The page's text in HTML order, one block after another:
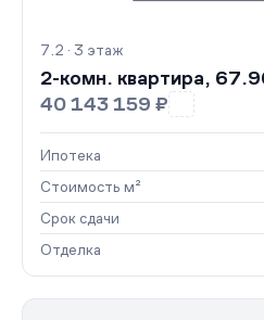
7.2 · 3 этаж
2-комн. квартира,
40 143 159 ₽
Ипотека
Стоимость м²
Срок сдачи
Отделка